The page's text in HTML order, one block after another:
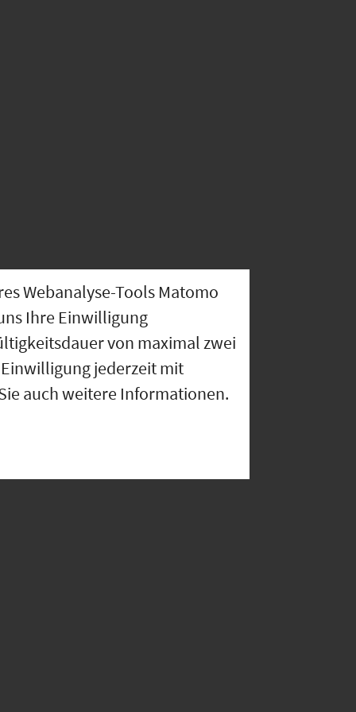
Webanalyse-Tools Matomo
Ihre Einwilligung
von maximal zwei
jederzeit mit
auch weitere Informationen.